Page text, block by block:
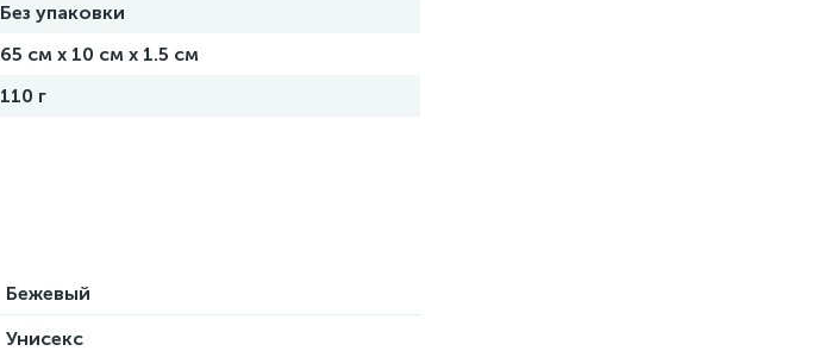
Без упаковки
65 см х 10 см х 1.5 см
110 г
Бежевый
Унисекс